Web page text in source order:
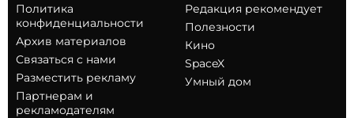
Политика
конфиденциальности
Архив материалов
Связаться с нами
Разместить рекламу
Партнерам и
рекламодателям
Редакция рекомендует
Полезности
Кино
SpaceX
Умный дом